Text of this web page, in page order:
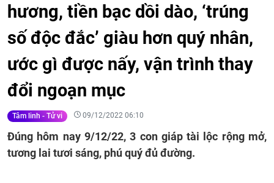
hương, tiền bạc dồi dào, ‘trúng
số độc đắc’ giàu hơn quý nhân,
ước gì được nấy, vận trình thay
đổi ngoạn mục
Tâm linh - Tử vi 09/12/2022 06:10
Đúng hôm nay 9/12/22, 3 con giáp tài lộc rộng mở,
tương lai tươi sáng, phú quý đủ đường.